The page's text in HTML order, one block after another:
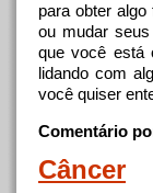
para obter
ou mudar
que você está
lidando com
você quiser
Comentário
Câncer